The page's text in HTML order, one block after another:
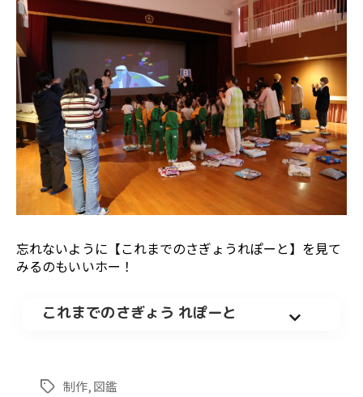
忘れないように【これまでのさぎょうれぽーと】を見て
みるのもいいホー！
これまでのさぎょう れぽーと
タ
制作,図鑑